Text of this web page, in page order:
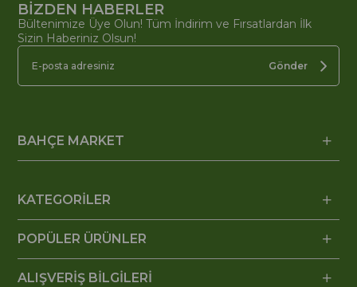
BİZDEN HABERLER
Bültenimize Üye Olun! Tüm İndirim ve Fırsatlardan İlk
Sizin Haberiniz Olsun!
Gönder
BAHÇE MARKET
KATEGORİLER
POPÜLER ÜRÜNLER
ALIŞVERİŞ BİLGİLERİ